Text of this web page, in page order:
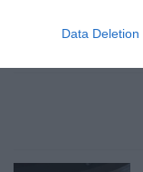
Data Deletion